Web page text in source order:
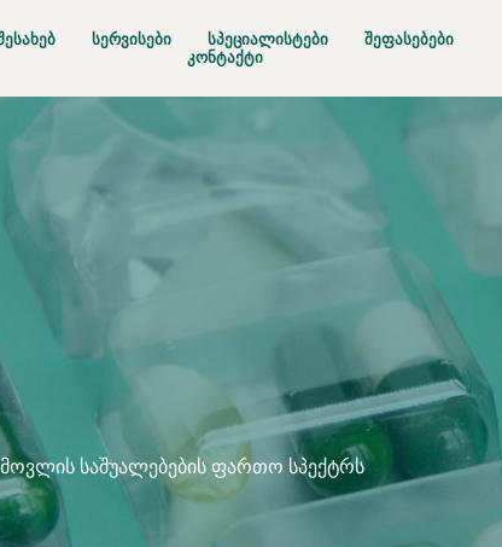
ᲡᲔᲠᲕᲘᲡᲔᲑᲘ ᲡᲞᲔᲪᲘᲐᲚᲘᲡᲢᲔᲑᲘ
ᲨᲔᲤᲐᲡᲔᲑᲔᲑᲘ
ᲙᲝᲜᲢᲐᲥᲢᲘ
მოვლის საშუალებების ფართო სპექტრს